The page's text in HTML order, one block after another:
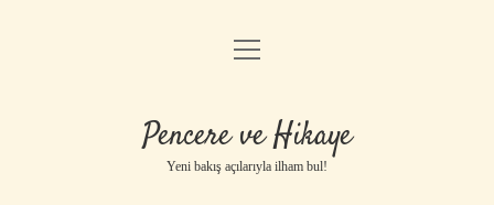
Anasayfa
Yasal Uyarı
menüyü
Pencere ve Hikaye
Yeni bakış açılarıyla ilham bul!